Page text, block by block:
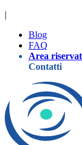
|
Blog
FAQ
Area
Contatti